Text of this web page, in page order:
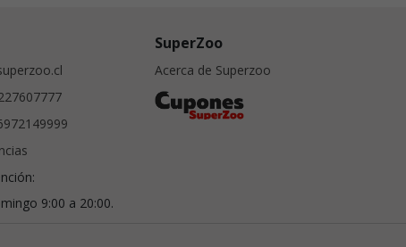
9:00 a 20:00.
SuperZoo
Acerca de Superzoo